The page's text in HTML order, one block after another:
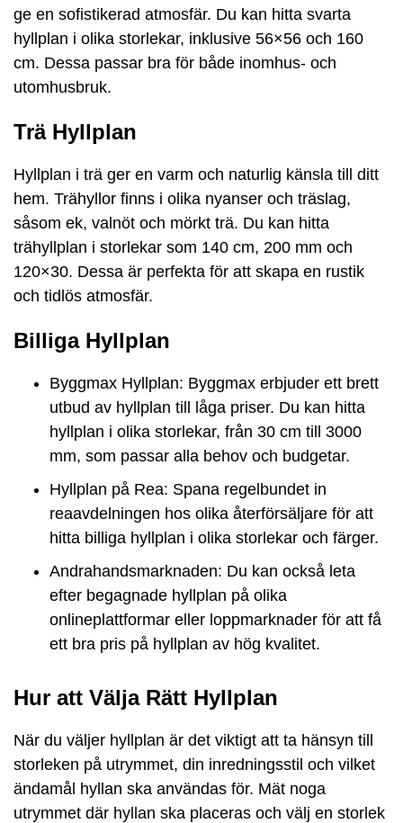
ge en sofistikerad atmosfär. Du kan hitta svarta
hyllplan i olika storlekar, inklusive 56×56 och 160
cm. Dessa passar bra för både inomhus- och
utomhusbruk.
Trä Hyllplan
Hyllplan i trä ger en varm och naturlig känsla till ditt
hem. Trähyllor finns i olika nyanser och träslag,
såsom ek, valnöt och mörkt trä. Du kan hitta
trähyllplan i storlekar som 140 cm, 200 mm och
120×30. Dessa är perfekta för att skapa en rustik
och tidlös atmosfär.
Billiga Hyllplan
Byggmax Hyllplan: Byggmax erbjuder ett brett
utbud av hyllplan till låga priser. Du kan hitta
hyllplan i olika storlekar, från 30 cm till 3000
mm, som passar alla behov och budgetar.
Hyllplan på Rea: Spana regelbundet in
reaavdelningen hos olika återförsäljare för att
hitta billiga hyllplan i olika storlekar och färger.
Andrahandsmarknaden: Du kan också leta
efter begagnade hyllplan på olika
onlineplattformar eller loppmarknader för att få
ett bra pris på hyllplan av hög kvalitet.
Hur att Välja Rätt Hyllplan
När du väljer hyllplan är det viktigt att ta hänsyn till
storleken på utrymmet, din inredningsstil och vilket
ändamål hyllan ska användas för. Mät noga
utrymmet där hyllan ska placeras och välj en storlek